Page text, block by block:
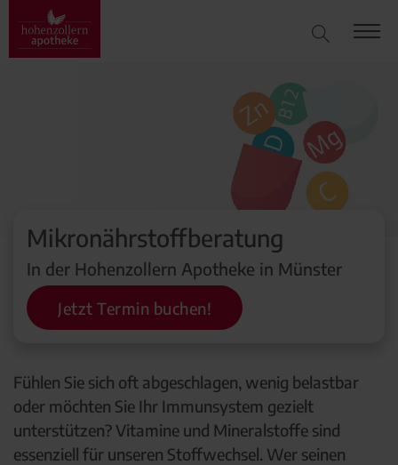
Mikronährstoffberatung
In der Hohenzollern Apotheke in Münster
Jetzt Termin buchen!
Fühlen Sie sich oft abgeschlagen, wenig belastbar
oder möchten Sie Ihr Immunsystem gezielt
unterstützen? Vitamine und Mineralstoffe sind
essenziell für unseren Stoffwechsel. Wer seinen